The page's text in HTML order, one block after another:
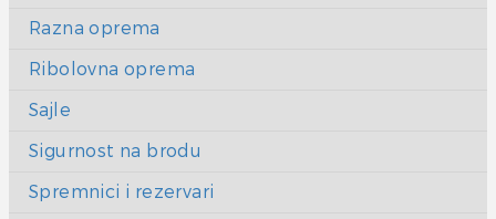
Razna oprema
Ribolovna oprema
Sajle
Sigurnost na brodu
Spremnici i rezervari